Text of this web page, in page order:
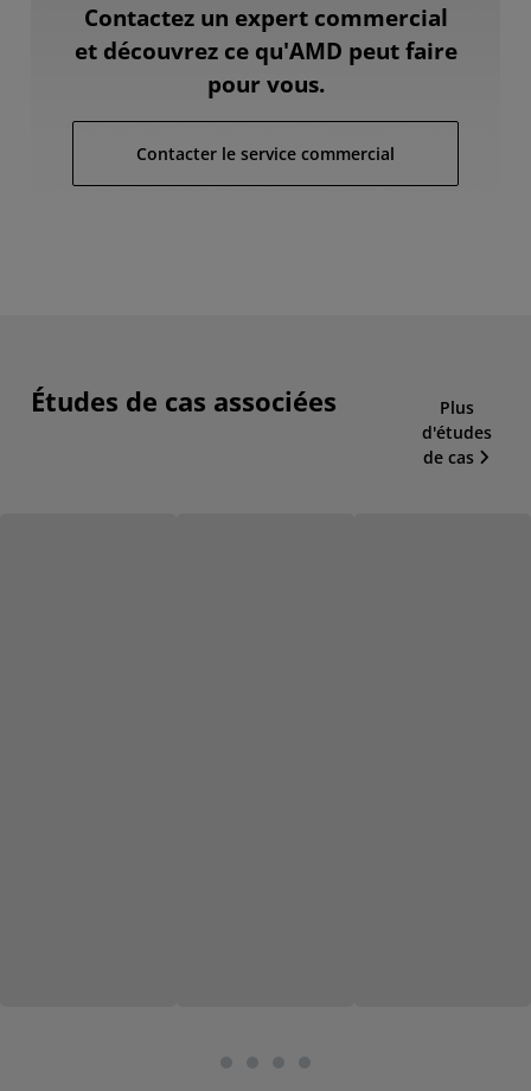
Contactez un expert commercial
et découvrez ce qu'AMD peut faire
pour vous.
Contacter le service commercial
Études de cas associées
Plus
d'études
de cas